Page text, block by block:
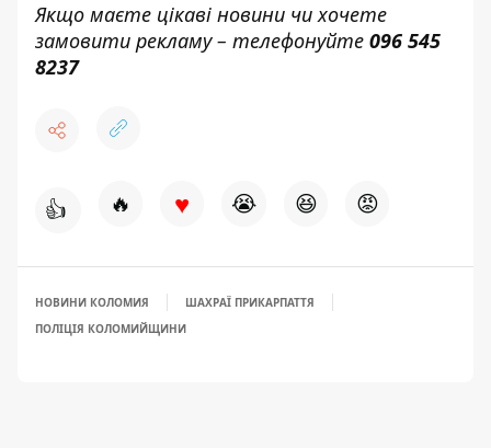
Якщо маєте цікаві новини чи хочете
замовити рекламу – телефонуйте 096 545
8237
👍 🔥 ♥ 😭 😆 😡
НОВИНИ КОЛОМИЯ
ШАХРАЇ ПРИКАРПАТТЯ
ПОЛІЦІЯ КОЛОМИЙЩИНИ